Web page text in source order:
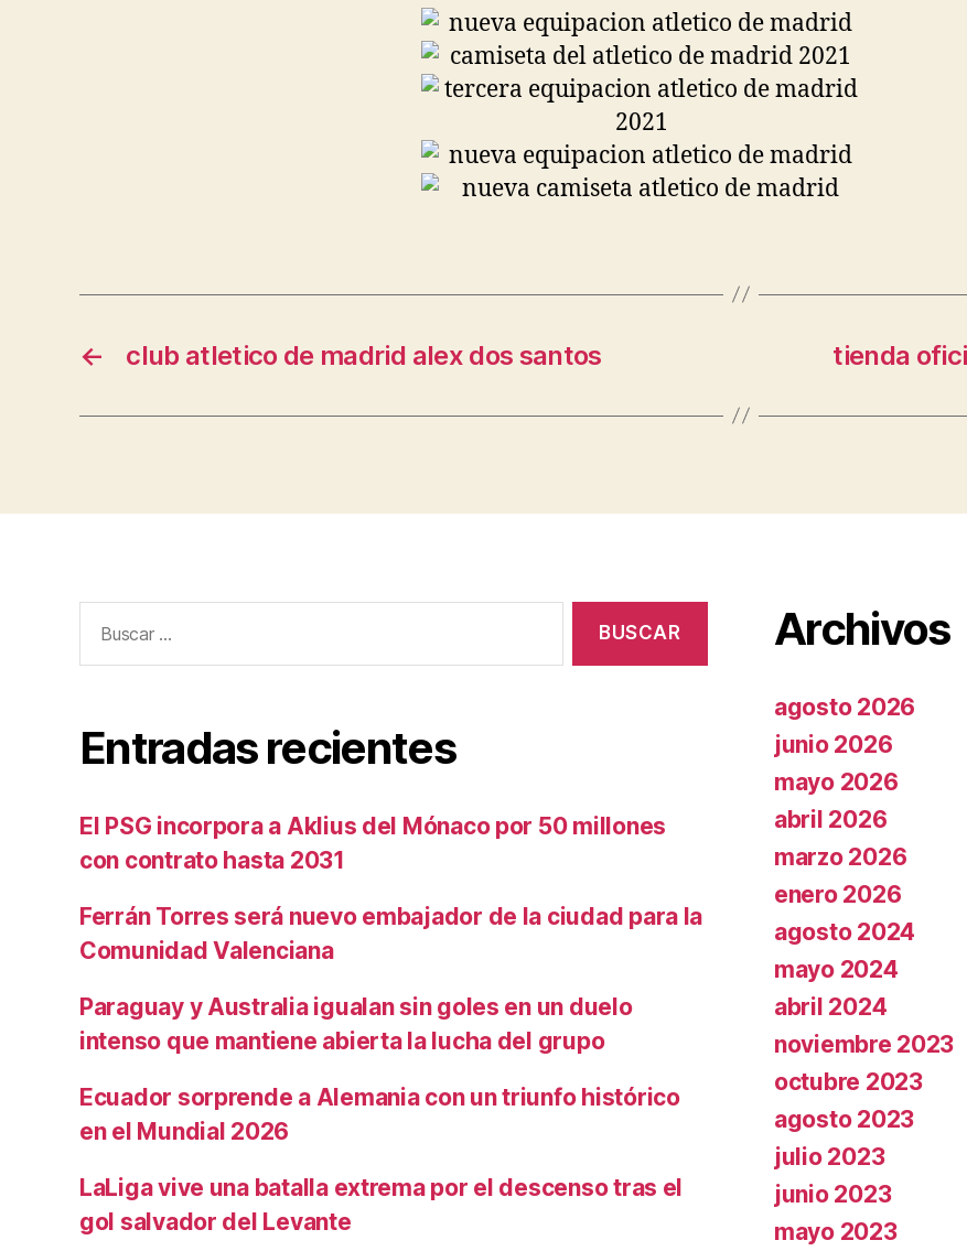
← club atletico de madrid alex dos santos tienda
Entradas recientes
El PSG incorpora a Aklius del Mónaco por 50 millones
con contrato hasta 2031
Ferrán Torres será nuevo embajador de la ciudad para la
Comunidad Valenciana
Paraguay y Australia igualan sin goles en un duelo
intenso que mantiene abierta la lucha del grupo
Ecuador sorprende a Alemania con un triunfo histórico
en el Mundial 2026
LaLiga vive una batalla extrema por el descenso tras el
gol salvador del Levante
Archivos
agosto 2026
junio 2026
mayo 2026
abril 2026
marzo 2026
enero 2026
agosto 2024
mayo 2024
abril 2024
noviembre 2023
octubre 2023
agosto 2023
julio 2023
junio 2023
mayo 2023